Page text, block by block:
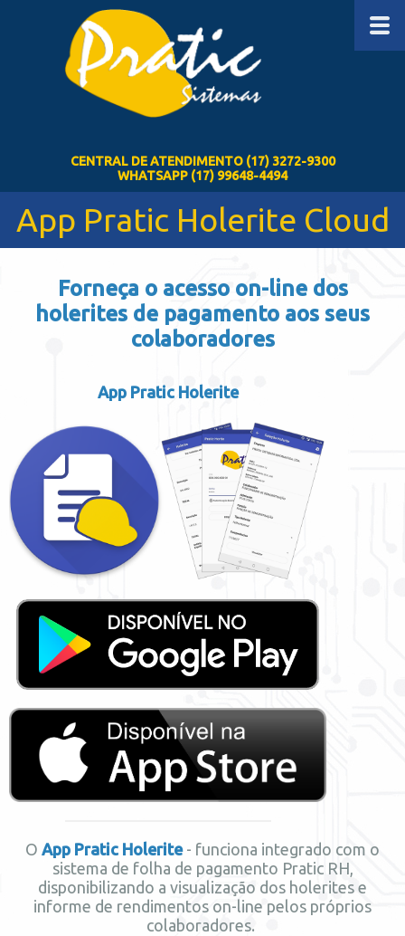
CENTRAL DE ATENDIMENTO (17) 3272-9300
WHATSAPP (17) 99648-4494
App Pratic Holerite Cloud
Forneça o acesso on-line dos
holerites de pagamento aos seus
colaboradores
App Pratic Holerite
O App Pratic Holerite - funciona integrado com o
sistema de folha de pagamento Pratic RH,
disponibilizando a visualização dos holerites e
informe de rendimentos on-line pelos próprios
colaboradores.